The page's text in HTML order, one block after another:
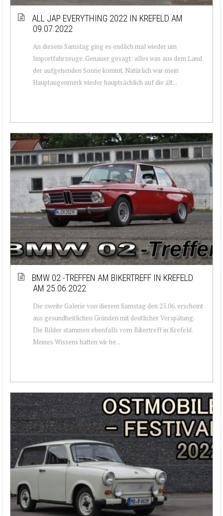
ALL JAP EVERYTHING 2022 IN KREFELD AM
09.07.2022
An diesem Samstag ging es endlich mal wieder um
Importfahrzeuge. Genauer gesagt: alles was aus dem Land
der aufgehenden Sonne kommt. Natürlich war mein
Hauptaugenmerk wieder hauptsächlich auf die ält...
BMW 02 -TREFFEN AM BIKERTREFF IN KREFELD
AM 25.06.2022
Die zweite Galerie von diesem Samstag den 25.06. erscheint
aus gesundheitlichen Gründen mit deutlicher Verspätung.
Die Bilder stammen ebenfalls vom Bikertreff in Krefeld.
Meines Wissens hatten wir be...